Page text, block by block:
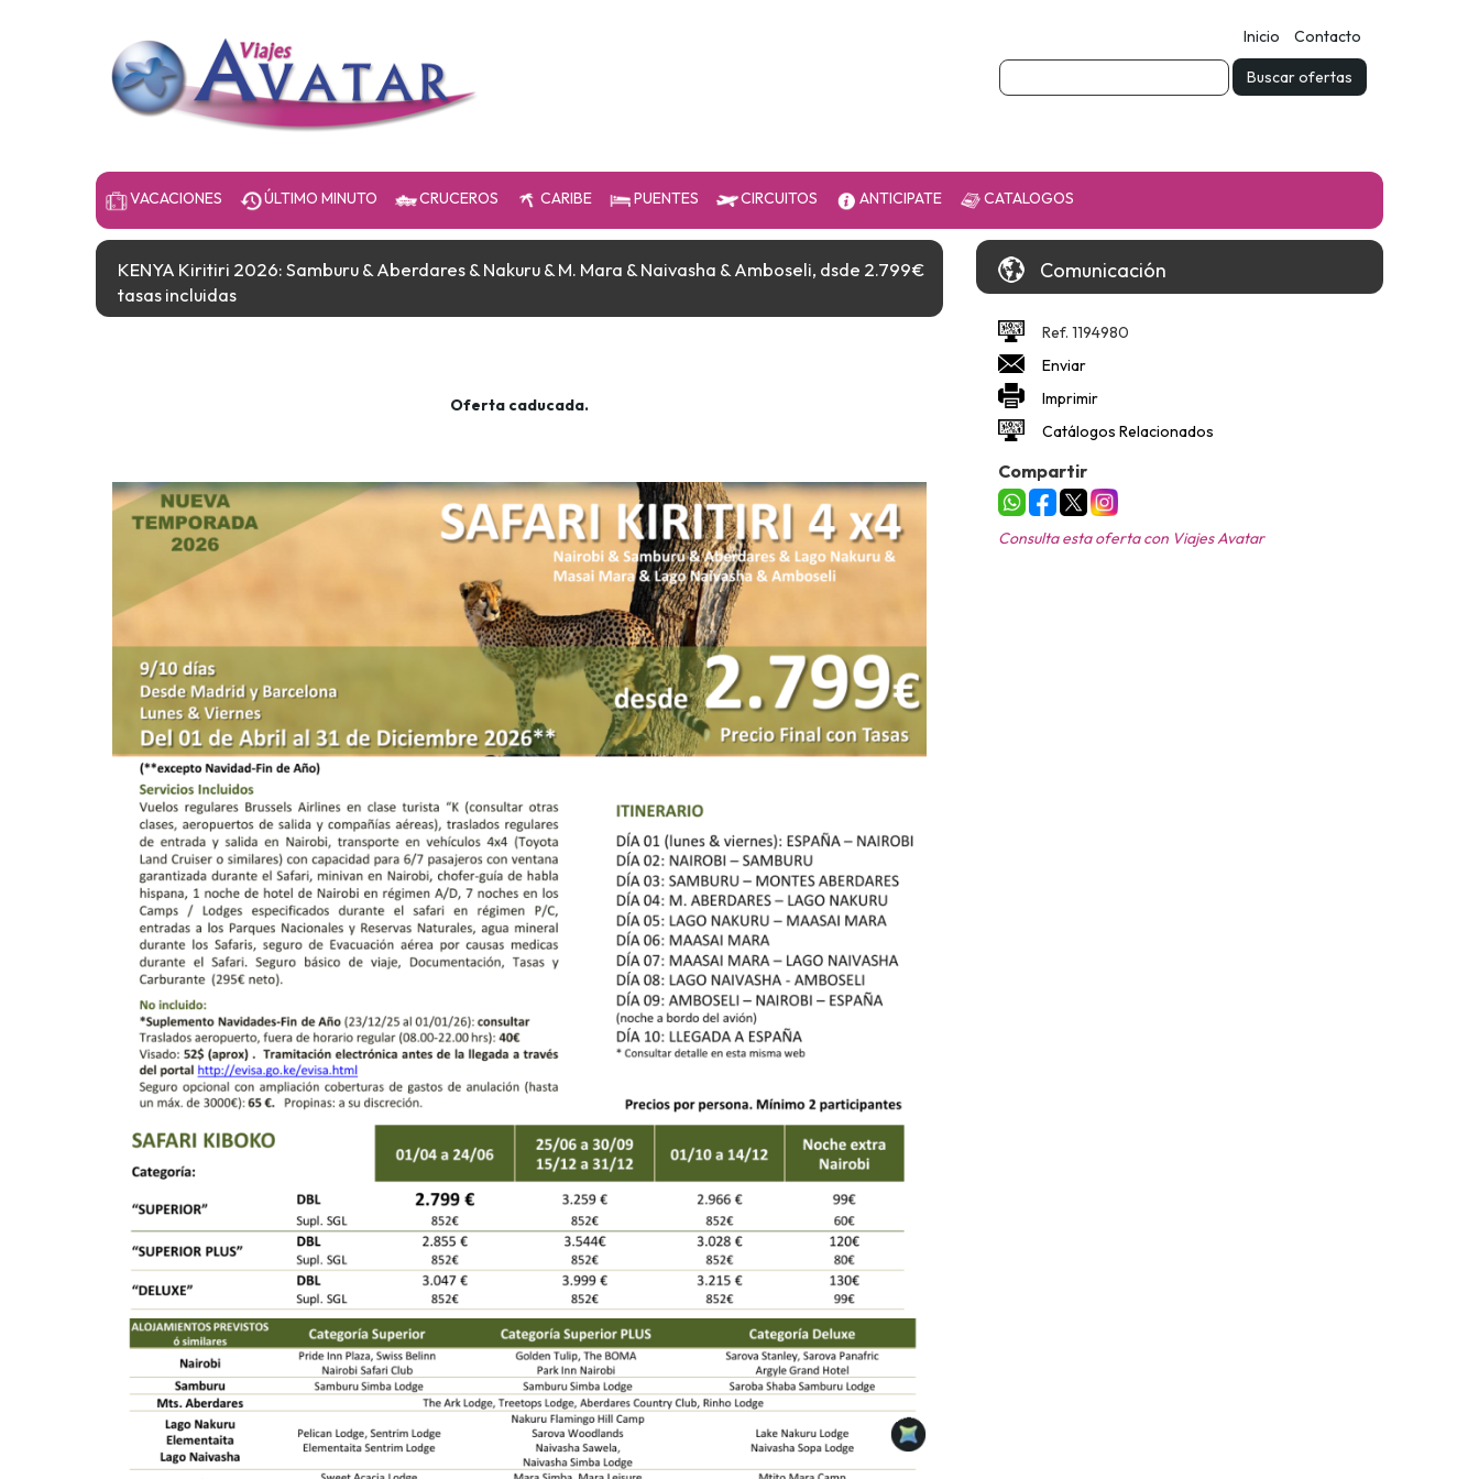
Inicio Contacto
VACACIONES ÚLTIMO MINUTO CRUCEROS CARIBE PUENTES CIRCUITOS ANTICIPATE CATALOGOS
KENYA Kiritiri 2026: Samburu & Aberdares & Nakuru & M. Mara & Naivasha & Amboseli, dsde 2.799€
tasas incluidas
Oferta caducada.
Comunicación
Ref. 1194980
Enviar
Imprimir
Catálogos Relacionados
Compartir
Consulta esta oferta con Viajes Avatar